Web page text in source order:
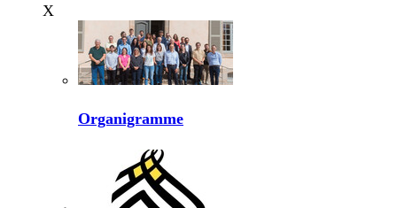
X
Organigramme